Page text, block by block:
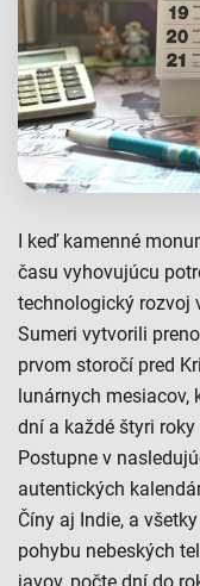
I keď kamenné
času vyhovujúcu
technologický rozvoj
Sumeri vytvorili
prvom storočí pred
lunárnych
dní a každé štyri
Postupne v
autentických
Číny aj Indie, a
pohybu nebeských